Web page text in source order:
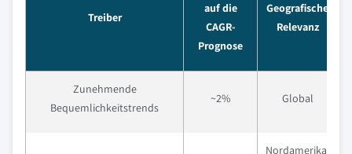
Treiber
auf die
CAGR-
Prognose
Geografische
Relevanz
Zunehmende
Bequemlichkeitstrends
~2% Global
Nordamerika,